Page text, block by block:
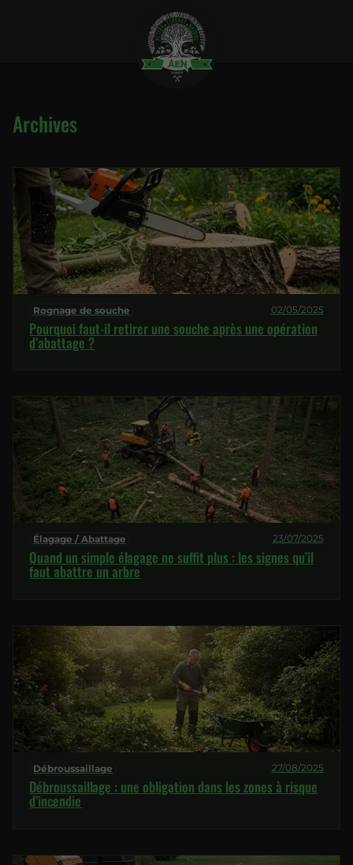
Archives
Rognage de souche 02/05/2025
Pourquoi faut-il retirer une souche après une opération
d’abattage ?
Élagage / Abattage 23/07/2025
Quand un simple élagage ne suffit plus : les signes qu’il
faut abattre un arbre
Débroussaillage 27/08/2025
Débroussaillage : une obligation dans les zones à risque
d’incendie